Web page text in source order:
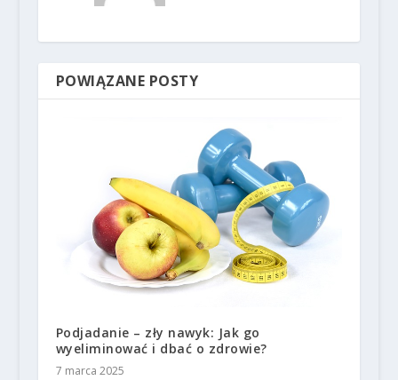
POWIĄZANE POSTY
Podjadanie – zły nawyk: Jak go
wyeliminować i dbać o zdrowie?
7 marca 2025